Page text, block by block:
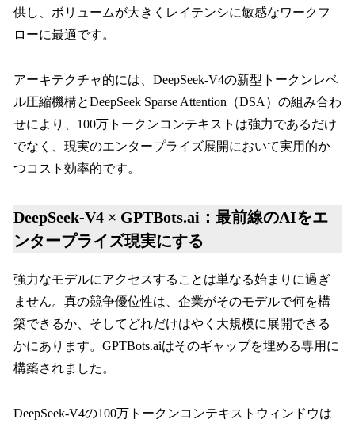
供し、ボリュームが大きくレイテンシに敏感なワークフ
ローに最適です。
アーキテクチャ的には、DeepSeek-V4の新型トークンレベ
ル圧縮機構とDeepSeek Sparse Attention（DSA）の組み合わ
せにより、100万トークンコンテキストは強力であるだけ
でなく、現実のエンタープライズ展開において実用的か
つコスト効率的です。
DeepSeek-V4 × GPTBots.ai：最前線のAIをエ
ンタープライズ現実にする
強力なモデルにアクセスすることは単なる始まりに過ぎ
ません。真の競争優位性は、企業がそのモデルで何を構
築できるか、そしてどれだけはやく大規模に展開できる
かにあります。GPTBots.aiはそのギャップを埋める専用に
構築されました。
DeepSeek-V4の100万トークンコンテキストウィンドウは